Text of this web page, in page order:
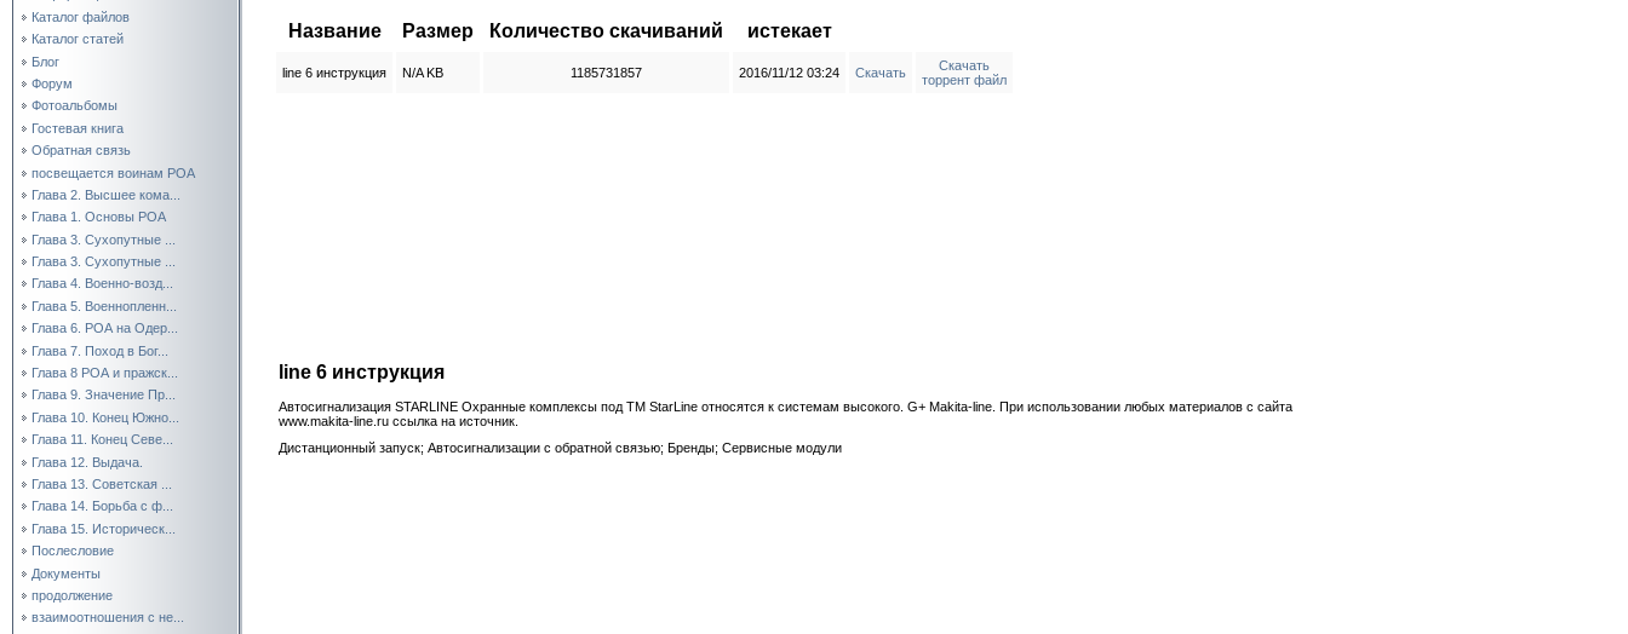
Каталог файлов
Каталог статей
Блог
Форум
Фотоальбомы
Гостевая книга
Обратная связь
посвещается воинам РОА
Глава 2. Высшее кома...
Глава 1. Основы РОА
Глава 3. Сухопутные ...
Глава 3. Сухопутные ...
Глава 4. Военно-возд...
Глава 5. Военнопленн...
Глава 6. РОА на Одер...
Глава 7. Поход в Бог...
Глава 8 РОА и пражск...
Глава 9. Значение Пр...
Глава 10. Конец Южно...
Глава 11. Конец Севе...
Глава 12. Выдача.
Глава 13. Советская ...
Глава 14. Борьба с ф...
Глава 15. Историческ...
Послесловие
Документы
продолжение
взаимоотношения с не...
Название Размер Количество скачиваний истекает
line 6 инструкция N/A KB 1185731857 2016/11/12 03:24 Скачать
Скачать
торрент файл
line 6 инструкция
Автосигнализация STARLINE Охранные комплексы под ТМ StarLine относятся к системам высокого. G+ Makita-line. При использовании любых материалов с сайта
www.makita-line.ru ссылка на источник.
Дистанционный запуск; Автосигнализации с обратной связью; Бренды; Сервисные модули